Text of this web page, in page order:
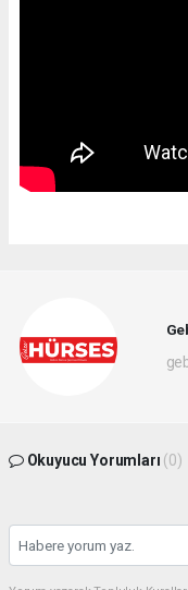
Okuyucu Yorumları (0)